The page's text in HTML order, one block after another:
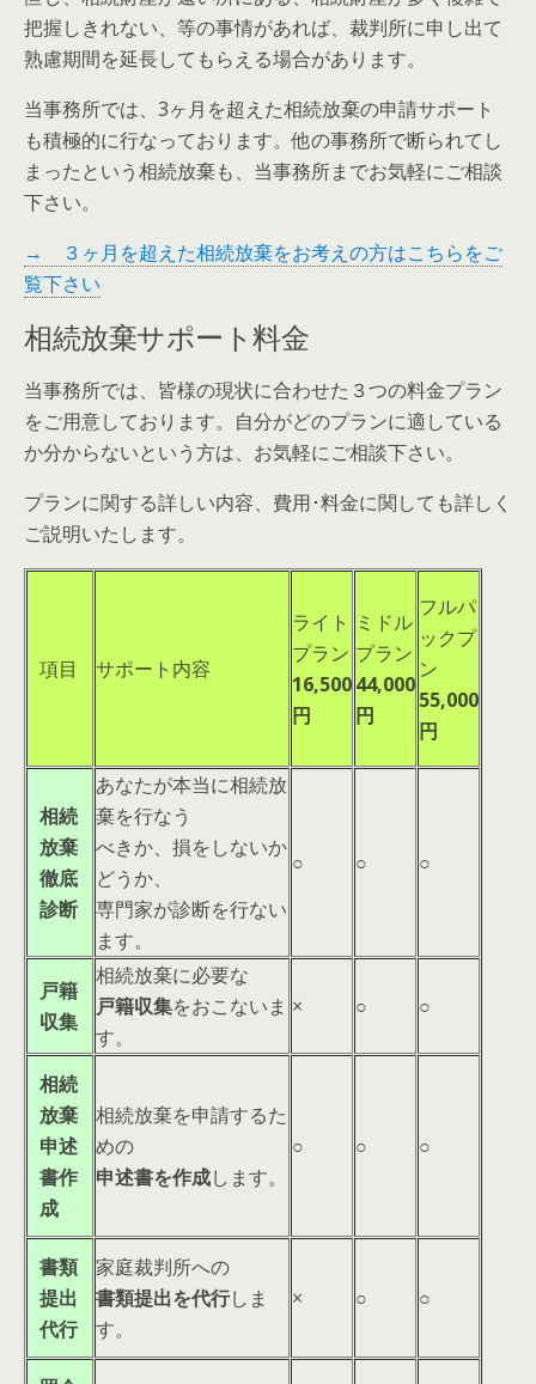
把握しきれない、等の事情があれば、裁判所に申し出て
熟慮期間を延長してもらえる場合があります。
当事務所では、3ヶ月を超えた相続放棄の申請サポート
も積極的に行なっております。他の事務所で断られてし
まったという相続放棄も、当事務所までお気軽にご相談
下さい。
→ ３ヶ月を超えた相続放棄をお考えの方はこちらをご
覧下さい
相続放棄サポート料金
当事務所では、皆様の現状に合わせた３つの料金プラン
をご用意しております。自分がどのプランに適している
か分からないという方は、お気軽にご相談下さい。
プランに関する詳しい内容、費用･料金に関しても詳しく
ご説明いたします。
項目 サポート内容
ライト
プラン
16,500
円
ミドル
プラン
44,000
円
フルパ
ックプ
ン
55,000
円
相続
放棄
徹底
診断
あなたが本当に相続放
棄を行なう
べきか、損をしないか
どうか、
専門家が診断を行ない
ます。
○ ○ ○
戸籍
収集
相続放棄に必要な
戸籍収集をおこないま
す。
× ○ ○
相続
放棄
申述
書作
成
相続放棄を申請するた
めの
申述書を作成します。
○ ○ ○
書類
提出
代行
家庭裁判所への
書類提出を代行しま
す。
× ○ ○